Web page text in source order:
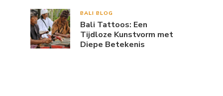
BALI BLOG
Bali Tattoos: Een
Tijdloze Kunstvorm met
Diepe Betekenis